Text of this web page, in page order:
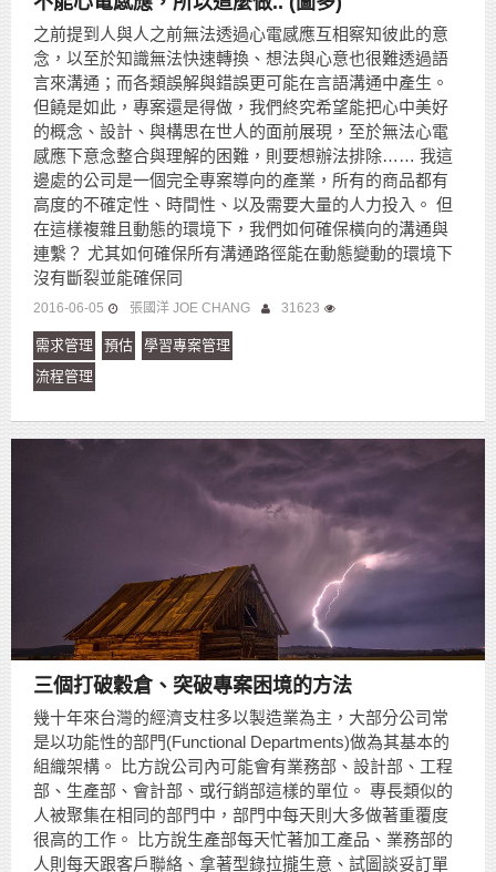
之前提到人與人之前無法透過心電感應互相察知彼此的意
念，以至於知識無法快速轉換、想法與心意也很難透過語
言來溝通；而各類誤解與錯誤更可能在言語溝通中產生。
但饒是如此，專案還是得做，我們終究希望能把心中美好
的概念、設計、與構思在世人的面前展現，至於無法心電
感應下意念整合與理解的困難，則要想辦法排除…… 我這
邊處的公司是一個完全專案導向的產業，所有的商品都有
高度的不確定性、時間性、以及需要大量的人力投入。 但
在這樣複雜且動態的環境下，我們如何確保橫向的溝通與
連繫？ 尤其如何確保所有溝通路徑能在動態變動的環境下
沒有斷裂並能確保同
2016-06-05 張國洋 JOE CHANG 31623
需求管理 預估
學習專案管理
流程管理
三個打破穀倉、突破專案困境的方法
幾十年來台灣的經濟支柱多以製造業為主，大部分公司常
是以功能性的部門(Functional Departments)做為其基本的
組織架構。 比方說公司內可能會有業務部、設計部、工程
部、生產部、會計部、或行銷部這樣的單位。 專長類似的
人被聚集在相同的部門中，部門中每天則大多做著重覆度
很高的工作。 比方說生產部每天忙著加工產品、業務部的
人則每天跟客戶聯絡、拿著型錄拉攏生意、試圖談妥訂單